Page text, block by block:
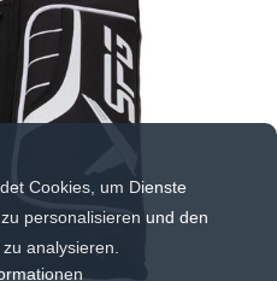
Cookies, um Dienste
personalisieren und den
analysieren.